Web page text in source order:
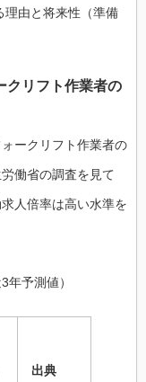
理由と将来性（準備
クリフト作業者の
ークリフト作業者の
働省の調査を見て
人倍率は高い水準を
予測値）
出典